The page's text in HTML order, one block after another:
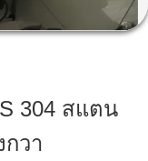
304 สแตน
กวา